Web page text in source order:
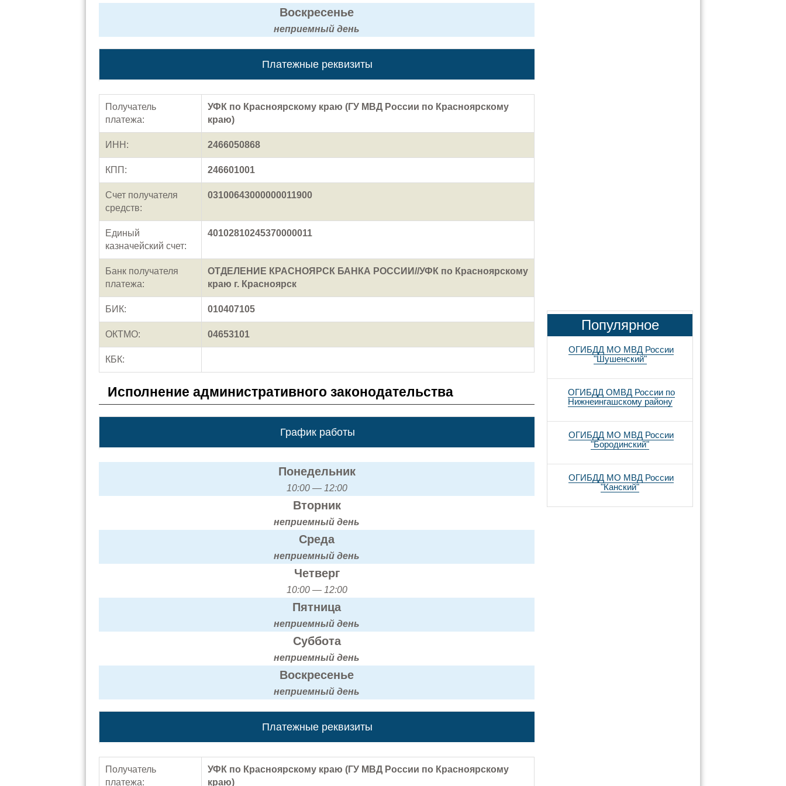
Воскресенье
неприемный день
Платежные реквизиты
Получатель
платежа:
УФК по Красноярскому краю (ГУ МВД России по Красноярскому
краю)
ИНН: 2466050868
КПП: 246601001
Счет получателя
средств:
03100643000000011900
Единый
казначейский счет:
40102810245370000011
Банк получателя
платежа:
ОТДЕЛЕНИЕ КРАСНОЯРСК БАНКА РОССИИ//УФК по Красноярскому
краю г. Красноярск
БИК: 010407105
ОКТМО: 04653101
КБК:
Исполнение административного законодательства
График работы
Понедельник
10:00 — 12:00
Вторник
неприемный день
Среда
неприемный день
Четверг
10:00 — 12:00
Пятница
неприемный день
Суббота
неприемный день
Воскресенье
неприемный день
Платежные реквизиты
Получатель
платежа:
УФК по Красноярскому краю (ГУ МВД России по Красноярскому
краю)
Популярное
ОГИБДД МО МВД России
"Шушенский"
ОГИБДД ОМВД России по
Нижнеингашскому району
ОГИБДД МО МВД России
"Бородинский"
ОГИБДД МО МВД России
"Канский"